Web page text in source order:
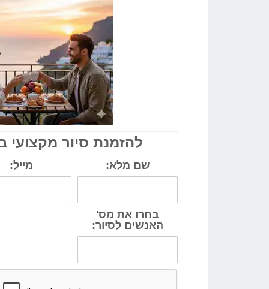
להזמנת סיור
שם מלא: מייל:
בחרו את מס'
האנשים לסיור: